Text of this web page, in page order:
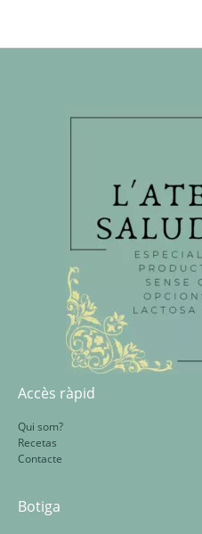
Accès ràpid
Qui som?
Recetas
Contacte
Botiga